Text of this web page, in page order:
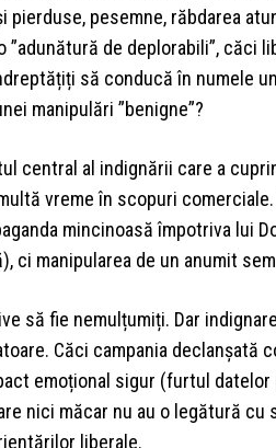
pesemne, răbdarea
de deplorabili”, căci
să conducă în numele
manipulări ”benigne”?
central al indignării care a
vreme în scopuri comerciale.
mincinoasă împotriva lui
ci manipularea de un anumit
să fie nemulțumiți. Dar
Căci campania declanșată
emoțional sigur (furtul datelor
nici măcar nu au o legătură cu
liberale.